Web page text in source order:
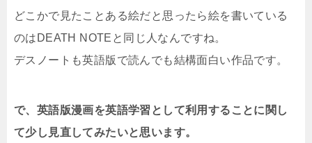
どこかで見たことある絵だと思ったら絵を書いている
のはDEATH NOTEと同じ人なんですね。
デスノートも英語版で読んでも結構面白い作品です。
で、英語版漫画を英語学習として利用することに関し
て少し見直してみたいと思います。